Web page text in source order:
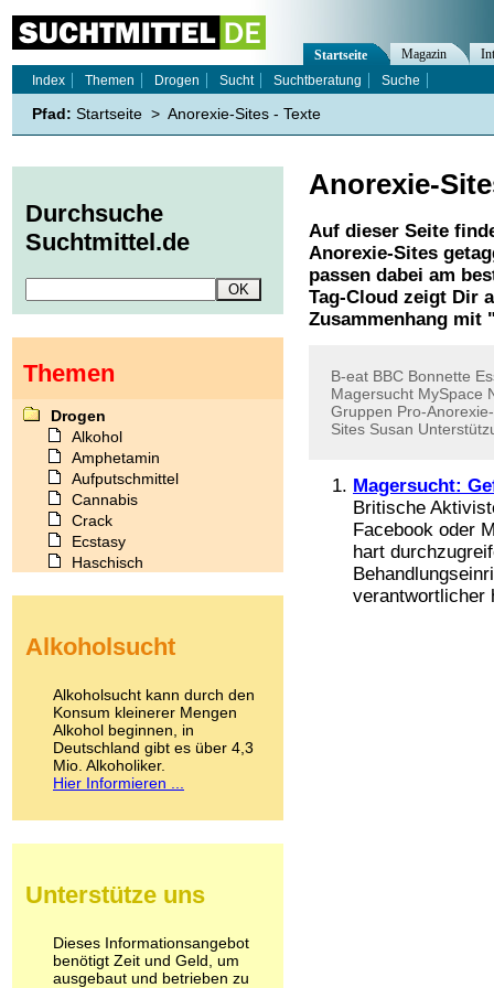
Anorexie-
Auf dieser Seite
Anorexie-Sites
passen dabei am
Tag-Cloud zeigt Dir
Zusammenhang mit
B-eat BBC Bonnette
Magersucht MySpace
Gruppen Pro-
Sites Susan
Magersucht:
Britische
Facebook oder
hart
verantwortlicher
Startseite Magazin
Index
Themen Drogen Sucht Suchtberatung Suche
Pfad: Startseite > Anorexie-Sites - Texte
Durchsuche
Suchtmittel.de
Themen
Drogen
Alkohol
Amphetamin
Aufputschmittel
Cannabis
Crack
Ecstasy
Haschisch
Kokain
LSD
Marihuana
Medikamente
Meskalin
Metamphetamin
Methadon
Pilze
Psychopharmaka
Schlafmittel
Schmerzmittel
Alkoholsucht
Alkoholsucht kann durch den
Konsum kleinerer Mengen
Alkohol beginnen, in
Deutschland gibt es über 4,3
Mio. Alkoholiker.
Hier Informieren ...
Unterstütze uns
Dieses Informationsangebot
benötigt Zeit und Geld, um
ausgebaut und betrieben zu